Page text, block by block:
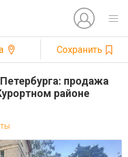
Сохранить
продажа
районе